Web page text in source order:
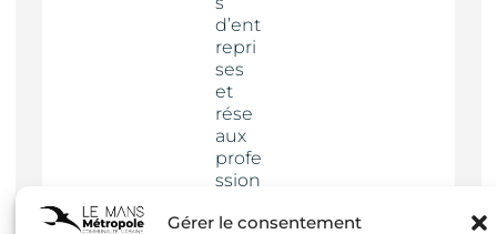
Gérer le consentement
d’ent
repri
ses
et
rése
aux
profe
ssion
Actua